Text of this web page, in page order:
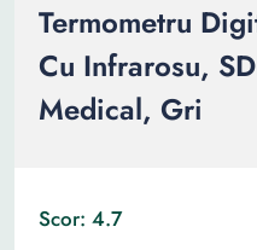
Termometru
Cu Infrarosu,
Medical, Gri
Scor: 4.7